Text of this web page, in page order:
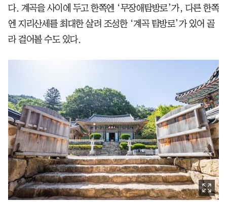
다. 계곡을 사이에 두고 한쪽엔 ‘무장애탐방로’가, 다른 한쪽
엔 지리산세를 최대한 살려 조성한 ‘계곡 탐방로’가 있어 골
라 걸어볼 수도 있다.